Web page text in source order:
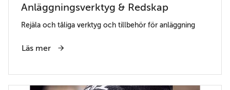
Anläggningsverktyg & Redskap
Rejäla och tåliga verktyg och tillbehör för anläggning
Läs mer